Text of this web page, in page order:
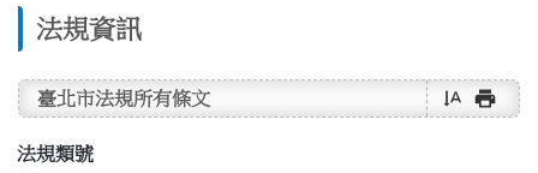
法規資訊
臺北市法規所有條文 text_rotate_vertical print
法規類號